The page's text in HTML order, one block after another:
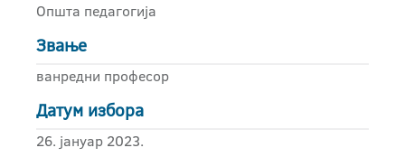
Општа педагогија
Звање
ванредни професор
Датум избора
26. јануар 2023.